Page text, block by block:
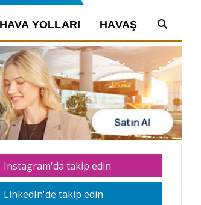
YOLLARI HAVAŞ
Instagram'da takip edin
LinkedIn'de takip edin